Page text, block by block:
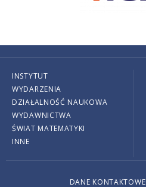
INSTYTUT
WYDARZENIA
DZIAŁALNOŚĆ NAUKOWA
WYDAWNICTWA
ŚWIAT MATEMATYKI
INNE
DANE KONTAKTOWE